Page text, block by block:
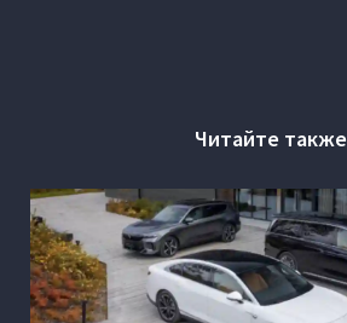
Читайте также